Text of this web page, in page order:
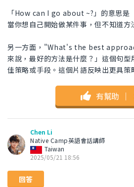
「How can I go about ~?」的意思是
當你想自己開始做某件事，但不知道方
另一方面，"What's the best
來說，最好的方法是什麼？」這個句型
佳策略或手段。這個片語反映出更具策
有幫助 ｜
Chen Li
Native Camp英語會話講師
Taiwan
2025/05/21 18:56
回答